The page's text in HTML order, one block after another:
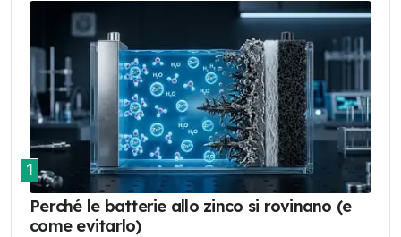
1
Perché le batterie allo zinco si rovinano (e
come evitarlo)